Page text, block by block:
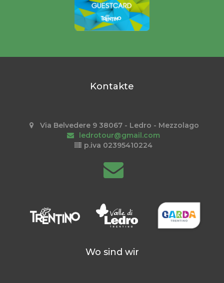
Kontakte
Via Belvedere 9 38067 - Ledro - Mezzolago
ledrotour@gmail.com
p.iva 02395410224
Wo sind wir